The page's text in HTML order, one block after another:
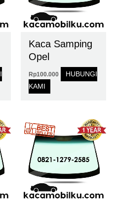
Kaca Samping
Opel
Rp100.000
HUBUNGI
KAMI